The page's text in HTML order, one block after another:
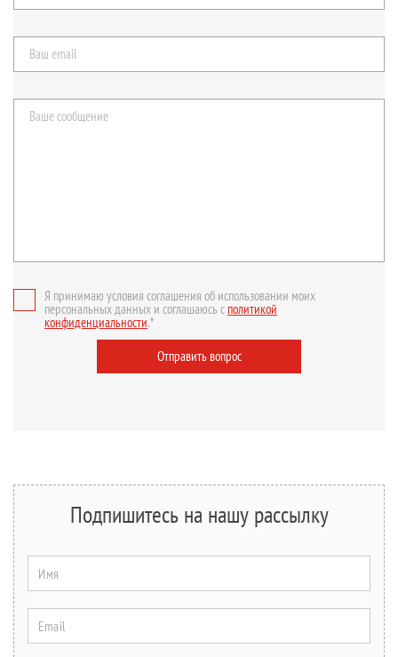
Я принимаю условия соглашения об использовании моих
персональных данных и соглашаюсь сполитикой
конфиденциальности.*
Отправить вопрос
Подпишитесь на нашу рассылку
Имя
Email